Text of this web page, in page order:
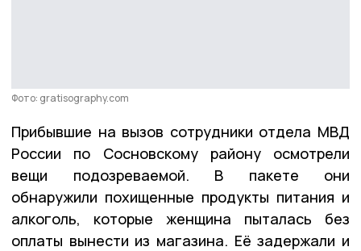
Фото: gratisography.com
Прибывшие на вызов сотрудники отдела МВД
России по Сосновскому району осмотрели
вещи подозреваемой. В пакете они
обнаружили похищенные продукты питания и
алкоголь, которые женщина пыталась без
оплаты вынести из магазина. Её задержали и